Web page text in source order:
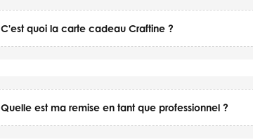
C'est quoi la carte cadeau Craftine ?
Quelle est ma remise en tant que professionnel ?